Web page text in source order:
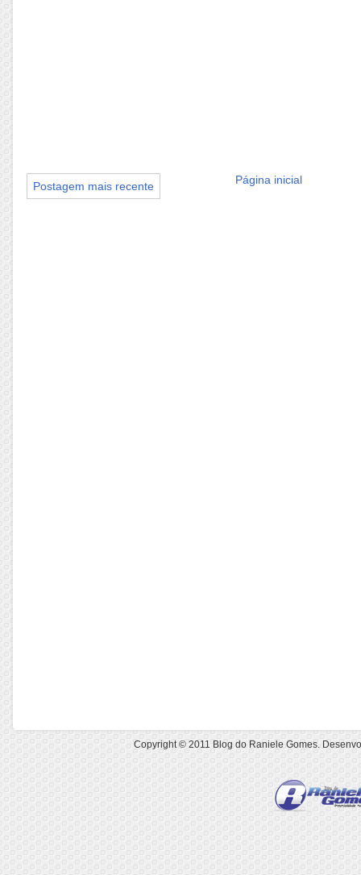
Postagem mais recente Página inicial
Copyright © 2011Blog do Raniele Gomes.